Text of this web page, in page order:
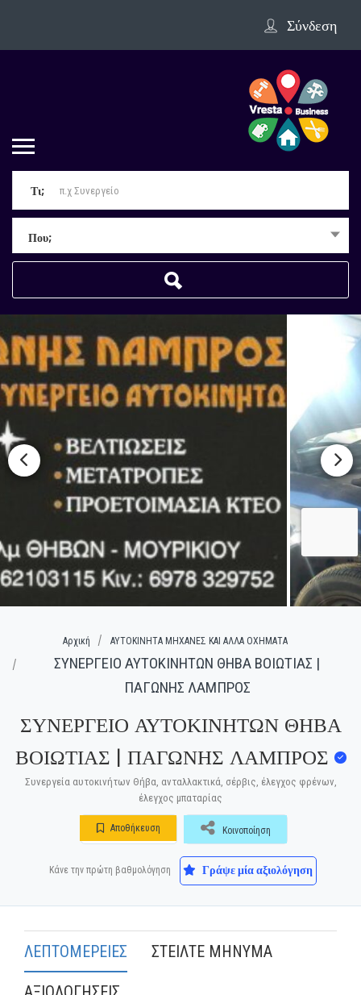
Σύνδεση
Τι;
Που;
Αρχική ΑΥΤΟΚΙΝΗΤΑ ΜΗΧΑΝΕΣ ΚΑΙ ΑΛΛΑ ΟΧΗΜΑΤΑ
ΣΥΝΕΡΓΕΙΟ ΑΥΤΟΚΙΝΗΤΩΝ ΘΗΒΑ ΒΟΙΩΤΙΑΣ |
ΠΑΓΩΝΗΣ ΛΑΜΠΡΟΣ
ΣΥΝΕΡΓΕΙΟ ΑΥΤΟΚΙΝΗΤΩΝ ΘΗΒΑ
ΒΟΙΩΤΙΑΣ | ΠΑΓΩΝΗΣ ΛΑΜΠΡΟΣ
Συνεργεία αυτοκινήτων Θήβα, ανταλλακτικά, σέρβις, έλεγχος φρένων,
έλεγχος μπαταρίας
Αποθήκευση Κοινοποίηση
Κάνε την πρώτη βαθμολόγηση Γράψε μία αξιολόγηση
ΛΕΠΤΟΜΕΡΕΙΕΣ ΣΤΕΙΛΤΕ ΜΗΝΥΜΑ